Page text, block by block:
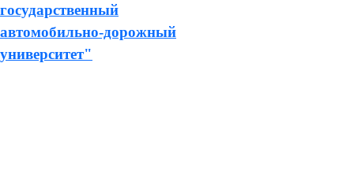
государственный
автомобильно-дорожный
университет"